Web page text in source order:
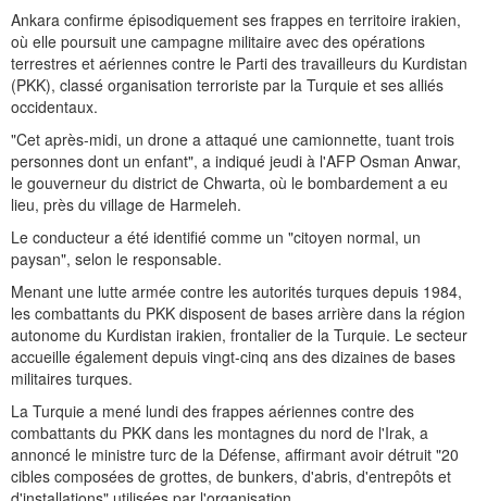
Ankara confirme épisodiquement ses frappes en territoire irakien,
où elle poursuit une campagne militaire avec des opérations
terrestres et aériennes contre le Parti des travailleurs du Kurdistan
(PKK), classé organisation terroriste par la Turquie et ses alliés
occidentaux.
"Cet après-midi, un drone a attaqué une camionnette, tuant trois
personnes dont un enfant", a indiqué jeudi à l'AFP Osman Anwar,
le gouverneur du district de Chwarta, où le bombardement a eu
lieu, près du village de Harmeleh.
Le conducteur a été identifié comme un "citoyen normal, un
paysan", selon le responsable.
Menant une lutte armée contre les autorités turques depuis 1984,
les combattants du PKK disposent de bases arrière dans la région
autonome du Kurdistan irakien, frontalier de la Turquie. Le secteur
accueille également depuis vingt-cinq ans des dizaines de bases
militaires turques.
La Turquie a mené lundi des frappes aériennes contre des
combattants du PKK dans les montagnes du nord de l'Irak, a
annoncé le ministre turc de la Défense, affirmant avoir détruit "20
cibles composées de grottes, de bunkers, d'abris, d'entrepôts et